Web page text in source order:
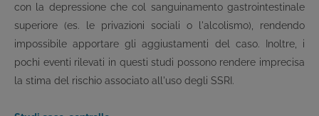
con la depressione che col sanguinamento gastrointestinale
superiore (es. le privazioni sociali o l'alcolismo), rendendo
impossibile apportare gli aggiustamenti del caso. Inoltre, i
pochi eventi rilevati in questi studi possono rendere imprecisa
la stima del rischio associato all'uso degli SSRI.